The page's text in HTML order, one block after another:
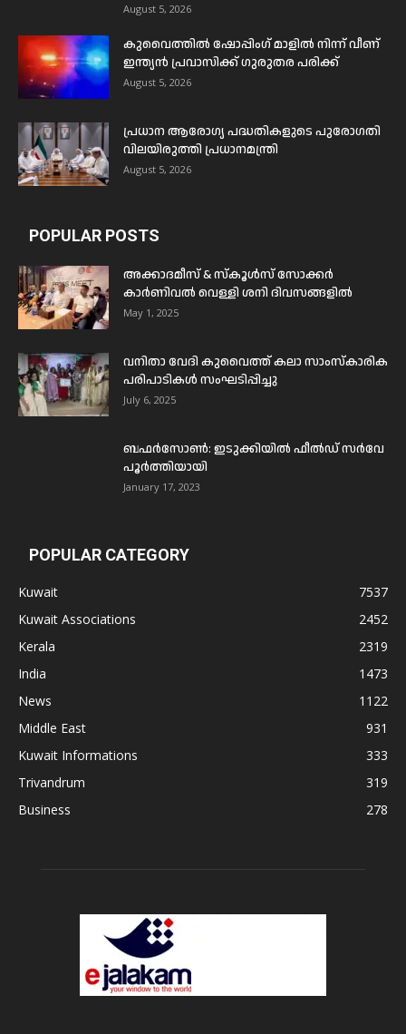
August 5, 2026
കുവൈത്തിൽ ഷോപ്പിംഗ് മാളിൽ നിന്ന് വീണ്
ഇന്ത്യൻ പ്രവാസിക്ക് ഗുരുതര പരിക്ക്
August 5, 2026
പ്രധാന ആരോഗ്യ പദ്ധതികളുടെ പുരോഗതി
വിലയിരുത്തി പ്രധാനമന്ത്രി
August 5, 2026
POPULAR POSTS
അക്കാദമീസ് & സ്കൂൾസ് സോക്കർ
കാർണിവൽ വെള്ളി ശനി ദിവസങ്ങളിൽ
May 1, 2025
വനിതാ വേദി കുവൈത്ത് കലാ സാംസ്കാരിക
പരിപാടികൾ സംഘടിപ്പിച്ചു
July 6, 2025
ബഫര്‍സോണ്‍: ഇടുക്കിയില്‍ ഫീല്‍ഡ് സര്‍വേ
പൂര്‍ത്തിയായി
January 17, 2023
POPULAR CATEGORY
Kuwait
7537
Kuwait Associations
2452
Kerala
2319
India
1473
News
1122
Middle East
931
Kuwait Informations
333
Trivandrum
319
Business
278